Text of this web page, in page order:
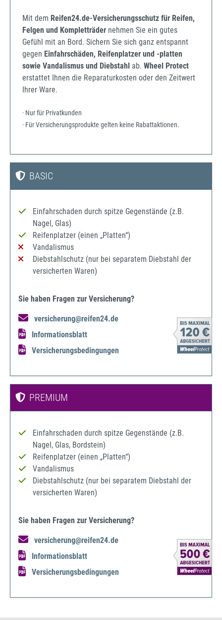
Mit dem Reifen24.de-Versicherungsschutz für Reifen,
Felgen und Kompletträder nehmen Sie ein gutes
Gefühl mit an Bord. Sichern Sie sich ganz entspannt
gegen Einfahrschäden, Reifenplatzer und -platten
sowie Vandalismus und Diebstahl ab. Wheel Protect
erstattet Ihnen die Reparaturkosten oder den Zeitwert
Ihrer Ware.
· Nur für Privatkunden
· Für Versicherungsprodukte gelten keine Rabattaktionen.
BASIC
Einfahrschaden durch spitze Gegenstände (z.B.
Nagel, Glas)
Reifenplatzer (einen „Platten“)
Vandalismus
Diebstahlschutz (nur bei separatem Diebstahl der
versicherten Waren)
Sie haben Fragen zur Versicherung?
versicherung@reifen24.de
Informationsblatt
Versicherungsbedingungen
PREMIUM
Einfahrschaden durch spitze Gegenstände (z.B.
Nagel, Glas, Bordstein)
Reifenplatzer (einen „Platten“)
Vandalismus
Diebstahlschutz (nur bei separatem Diebstahl der
versicherten Waren)
Sie haben Fragen zur Versicherung?
versicherung@reifen24.de
Informationsblatt
Versicherungsbedingungen